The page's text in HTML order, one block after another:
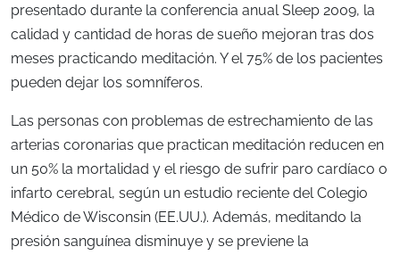
presentado durante la conferencia anual Sleep 2009, la
calidad y cantidad de horas de sueño mejoran tras dos
meses practicando meditación. Y el 75% de los pacientes
pueden dejar los somníferos.
Las personas con problemas de estrechamiento de las
arterias coronarias que practican meditación reducen en
un 50% la mortalidad y el riesgo de sufrir paro cardíaco o
infarto cerebral, según un estudio reciente del Colegio
Médico de Wisconsin (EE.UU.). Además, meditando la
presión sanguínea disminuye y se previene la